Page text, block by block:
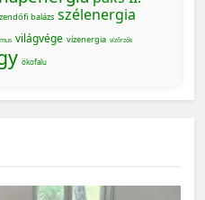
balázs szélenergia
világvége vízenergia vízőrzők
ökofalu